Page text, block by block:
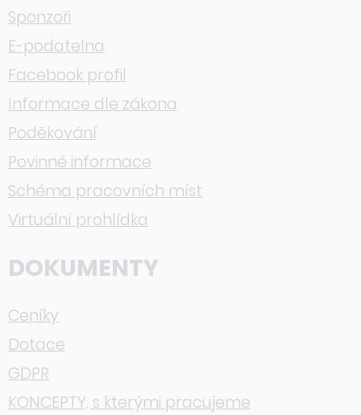
Sponzoři
E-podatelna
Facebook profil
Informace dle zákona
Poděkování
Povinné informace
Schéma pracovních míst
Virtuální prohlídka
DOKUMENTY
Ceníky
Dotace
GDPR
KONCEPTY, s kterými pracujeme